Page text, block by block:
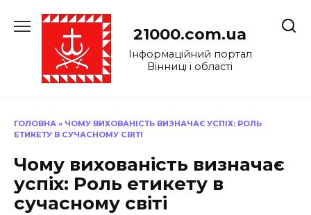
до
21000.com.ua
Інформаційний портал
Вінниці і області
ГОЛОВНА » ЧОМУ ВИХОВАНІСТЬ ВИЗНАЧАЄ УСПІХ: РОЛЬ
ЕТИКЕТУ В СУЧАСНОМУ СВІТІ
Чому вихованість визначає
успіх: Роль етикету в
сучасному світі